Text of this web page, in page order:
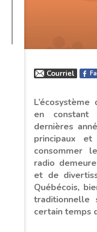
Courriel
en constant
dernières
principaux
consommer
radio
et de
Québécois,
traditionnelle
certain temps